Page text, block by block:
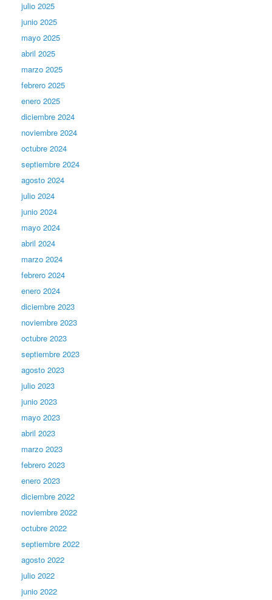
julio 2025
junio 2025
mayo 2025
abril 2025
marzo 2025
febrero 2025
enero 2025
diciembre 2024
noviembre 2024
octubre 2024
septiembre 2024
agosto 2024
julio 2024
junio 2024
mayo 2024
abril 2024
marzo 2024
febrero 2024
enero 2024
diciembre 2023
noviembre 2023
octubre 2023
septiembre 2023
agosto 2023
julio 2023
junio 2023
mayo 2023
abril 2023
marzo 2023
febrero 2023
enero 2023
diciembre 2022
noviembre 2022
octubre 2022
septiembre 2022
agosto 2022
julio 2022
junio 2022